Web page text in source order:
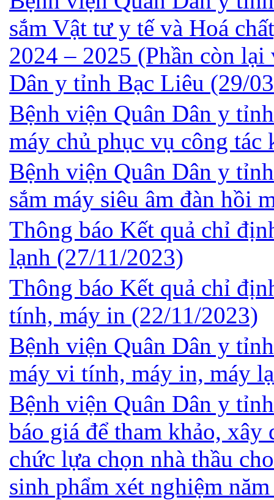
sắm Vật tư y tế và Hoá
2024 – 2025 (Phần còn
Dân y tỉnh Bạc Liêu (29/
Bệnh viện Quân Dân y
máy chủ phục vụ công tác
Bệnh viện Quân Dân y
sắm máy siêu âm đàn hồi
Thông báo Kết quả chỉ
lạnh (27/11/2023)
Thông báo Kết quả chỉ
tính, máy in (22/11/2023)
Bệnh viện Quân Dân y
máy vi tính, máy in, máy
Bệnh viện Quân Dân y
báo giá để tham khảo,
chức lựa chọn nhà thầu
sinh phẩm xét nghiệm